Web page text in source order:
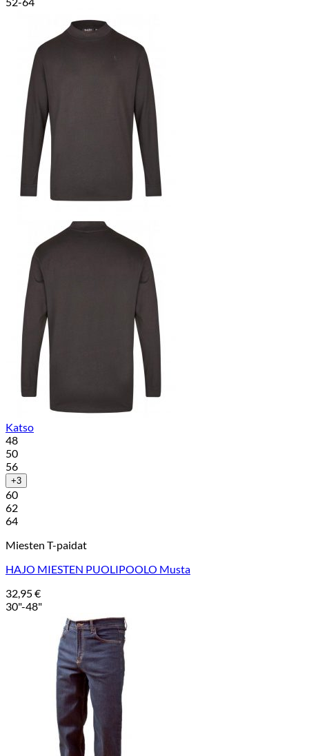
Katso
48
50
56
+3
60
62
64
Miesten T-paidat
HAJO MIESTEN PUOLIPOOLO Musta
32,95€
30"-48"